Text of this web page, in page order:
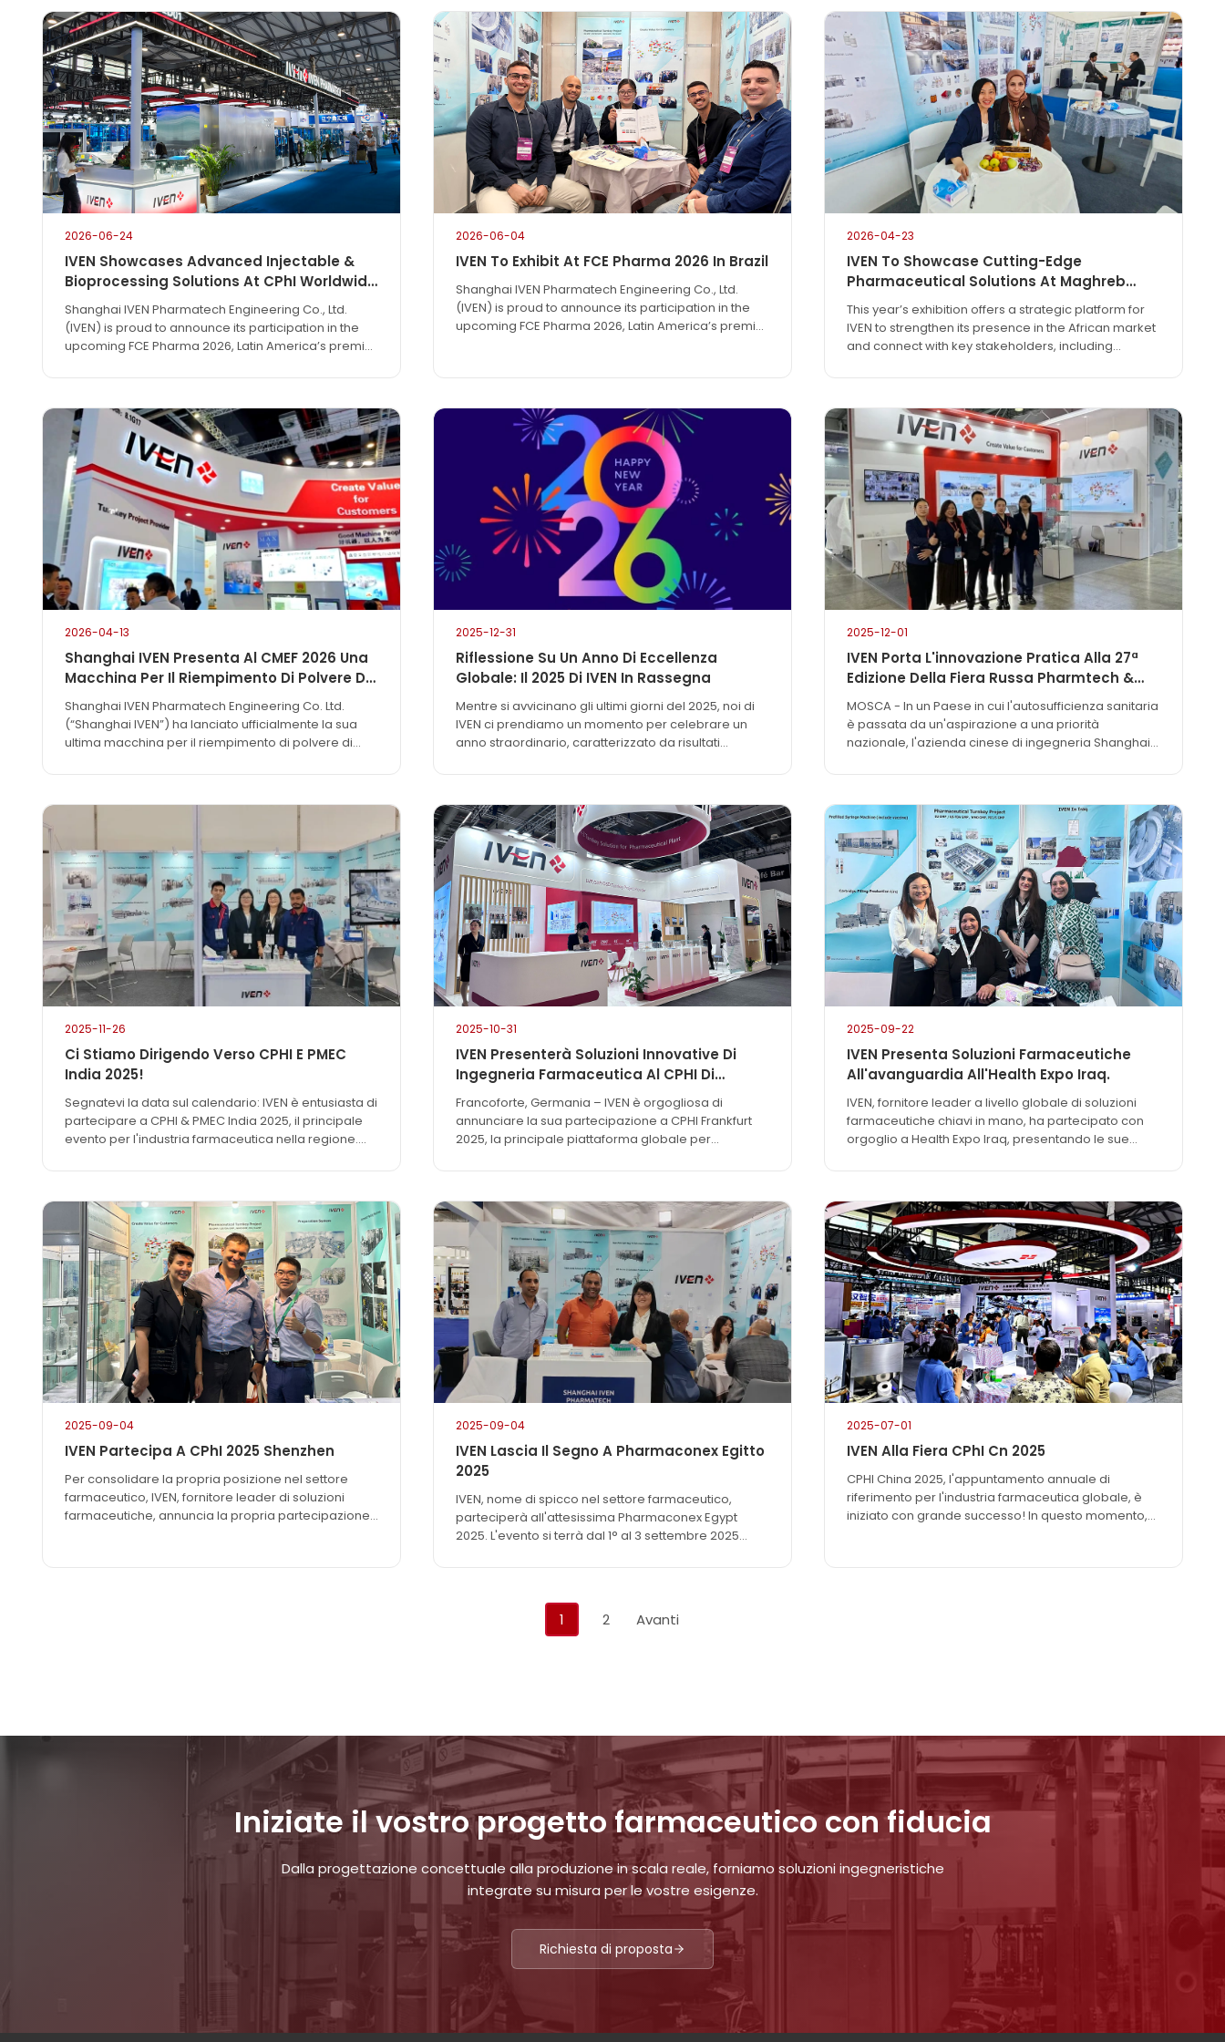
2026-06-24
IVEN Showcases Advanced Injectable &
Bioprocessing Solutions At CPhI Worldwide
2026
Shanghai IVEN Pharmatech Engineering Co., Ltd.
(IVEN) is proud to announce its participation in the
upcoming FCE Pharma 2026, Latin America’s premier
2026-06-04
IVEN To Exhibit At FCE Pharma 2026 In Brazil
Shanghai IVEN Pharmatech Engineering Co., Ltd.
(IVEN) is proud to announce its participation in the
upcoming FCE Pharma 2026, Latin America’s premier
2026-04-23
IVEN To Showcase Cutting-Edge
Pharmaceutical Solutions At Maghreb
Pharma Expo 2026 In Algiers
This year’s exhibition offers a strategic platform for
IVEN to strengthen its presence in the African market
and connect with key stakeholders, including
efficiency, and compliance, IVEN will highlight its
latest innovations designed to meet global GMP
standards and support sustainable production.
2026-04-13
Shanghai IVEN Presenta Al CMEF 2026 Una
Macchina Per Il Riempimento Di Polvere Di
Fluoruro Di Sodio Alimentata Da
Intelligenza Artificiale, Stabilendo Un
Nuovo Standard Per La Precisione A Livello
Shanghai IVEN Pharmatech Engineering Co. Ltd.
(“Shanghai IVEN”) ha lanciato ufficialmente la sua
ultima macchina per il riempimento di polvere di
innovativa apparecchiatura, caratterizzata da una
di dosaggio intelligente alimentato dall'intelligenza
artificiale, è diventata una delle principali attrazioni
della fiera grazie alle sue eccezionali prestazioni e
alla...
2025-12-31
Riflessione Su Un Anno Di Eccellenza
Globale: Il 2025 Di IVEN In Rassegna
Mentre si avvicinano gli ultimi giorni del 2025, noi di
IVEN ci prendiamo un momento per celebrare un
anno straordinario, caratterizzato da risultati
nostra posizione di pionieri del settore, ma ha anche
approfondito le nostre partnership in tutti i continenti.
Pietre miliari storiche: Progetti globali pionieristici...
2025-12-01
IVEN Porta L'innovazione Pratica Alla 27ª
Edizione Della Fiera Russa Pharmtech &
Ingredients
MOSCA - In un Paese in cui l'autosufficienza sanitaria
è passata da un'aspirazione a una priorità
nazionale, l'azienda cinese di ingegneria Shanghai
settimana a Mosca. Lungi dall'essere una tappa di
routine della fiera, la presenza di IVEN rifletteva un
impegno più profondo: non solo...
2025-11-26
Ci Stiamo Dirigendo Verso CPHI E PMEC
India 2025!
Segnatevi la data sul calendario: IVEN è entusiasta di
partecipare a CPHI & PMEC India 2025, il principale
evento per l'industria farmaceutica nella regione.
farmaceutico è in continua e rapida evoluzione, gli
eventi...
2025-10-31
IVEN Presenterà Soluzioni Innovative Di
Ingegneria Farmaceutica Al CPHI Di
Francoforte 2025.
Francoforte, Germania – IVEN è orgogliosa di
annunciare la sua partecipazione a CPHI Frankfurt
2025, la principale piattaforma globale per
futuro dello sviluppo e della produzione di farmaci.
In qualità di partner di fiducia nel settore
farmaceutico…
2025-09-22
IVEN Presenta Soluzioni Farmaceutiche
All'avanguardia All'Health Expo Iraq.
IVEN, fornitore leader a livello globale di soluzioni
farmaceutiche chiavi in mano, ha partecipato con
orgoglio a Health Expo Iraq, presentando le sue
complete "chiavi in mano", che comprendono linee
di produzione per soluzioni endovenose, linee per
farmaci solidi, sistemi di riempimento siringhe e
tecnologie avanzate per il trattamento delle acque.
Con decenni di esperienza al servizio di oltre 70
paesi…
2025-09-04
IVEN Partecipa A CPhI 2025 Shenzhen
Per consolidare la propria posizione nel settore
farmaceutico, IVEN, fornitore leader di soluzioni
farmaceutiche, annuncia la propria partecipazione
2025-09-04
IVEN Lascia Il Segno A Pharmaconex Egitto
2025
IVEN, nome di spicco nel settore farmaceutico,
parteciperà all'attesissima Pharmaconex Egypt
2025. L'evento si terrà dal 1° al 3 settembre 2025
scambiare idee e presentare le ultime innovazioni.
2025-07-01
IVEN Alla Fiera CPhI Cn 2025
CPHI China 2025, l'appuntamento annuale di
riferimento per l'industria farmaceutica globale, è
iniziato con grande successo! In questo momento,
Navigazione
post
1 2 Avanti
Iniziate il vostro progetto farmaceutico con fiducia
Dalla progettazione concettuale alla produzione in scala reale, forniamo soluzioni ingegneristiche
integrate su misura per le vostre esigenze.
Richiesta di proposta